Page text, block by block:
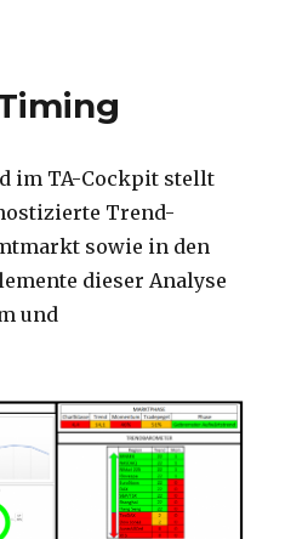
im TA-Cockpit stellt
Trend-
sowie in den
dieser Analyse
und